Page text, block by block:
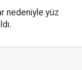
nedeniyle yüz